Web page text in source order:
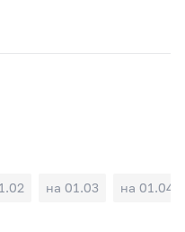
на 01.03 на 01.04